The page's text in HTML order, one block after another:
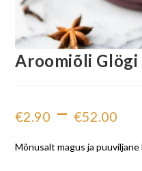
Aroomiõli Glögi
€2.90 – €52.00
Mõnusalt magus ja puuviljane